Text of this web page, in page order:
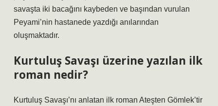
savaşta iki bacağını kaybeden ve başından vurulan
Peyami’nin hastanede yazdığı anılarından
oluşmaktadır.
Kurtuluş Savaşı üzerine yazılan ilk
roman nedir?
Kurtuluş Savaşı’nı anlatan ilk roman Ateşten Gömlek’tir